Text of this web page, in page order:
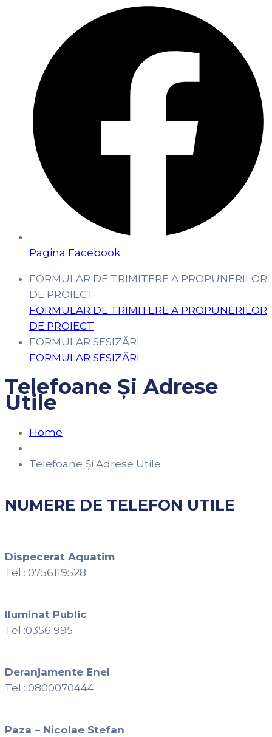
Pagina Facebook
FORMULAR DE TRIMITERE A PROPUNERILOR
DE PROIECT
FORMULAR DE TRIMITERE A PROPUNERILOR
DE PROIECT
FORMULAR SESIZĂRI
FORMULAR SESIZĂRI
Telefoane Și Adrese
Utile
Home
Telefoane Și Adrese Utile
NUMERE DE TELEFON UTILE
Dispecerat Aquatim
Tel : 0756119528
Iluminat Public
Tel :0356 995
Deranjamente Enel
Tel : 0800070444
Paza – Nicolae Stefan